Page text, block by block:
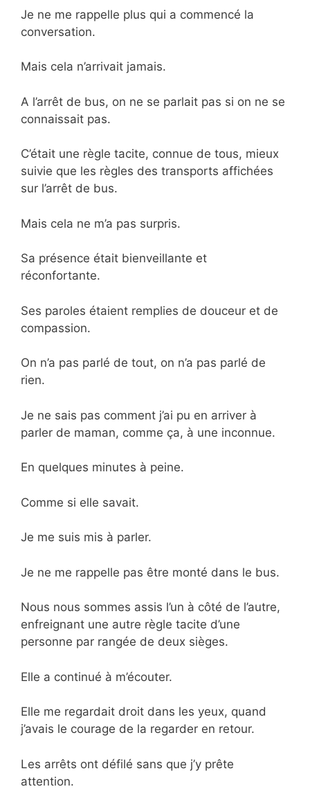
Je ne me rappelle plus qui a commencé la
conversation.
Mais cela n’arrivait jamais.
A l’arrêt de bus, on ne se parlait pas si on ne se
connaissait pas.
C’était une règle tacite, connue de tous, mieux
suivie que les règles des transports affichées
sur l’arrêt de bus.
Mais cela ne m’a pas surpris.
Sa présence était bienveillante et
réconfortante.
Ses paroles étaient remplies de douceur et de
compassion.
On n’a pas parlé de tout, on n’a pas parlé de
rien.
Je ne sais pas comment j’ai pu en arriver à
parler de maman, comme ça, à une inconnue.
En quelques minutes à peine.
Comme si elle savait.
Je me suis mis à parler.
Je ne me rappelle pas être monté dans le bus.
Nous nous sommes assis l’un à côté de l’autre,
enfreignant une autre règle tacite d’une
personne par rangée de deux sièges.
Elle a continué à m’écouter.
Elle me regardait droit dans les yeux, quand
j’avais le courage de la regarder en retour.
Les arrêts ont défilé sans que j’y prête
attention.